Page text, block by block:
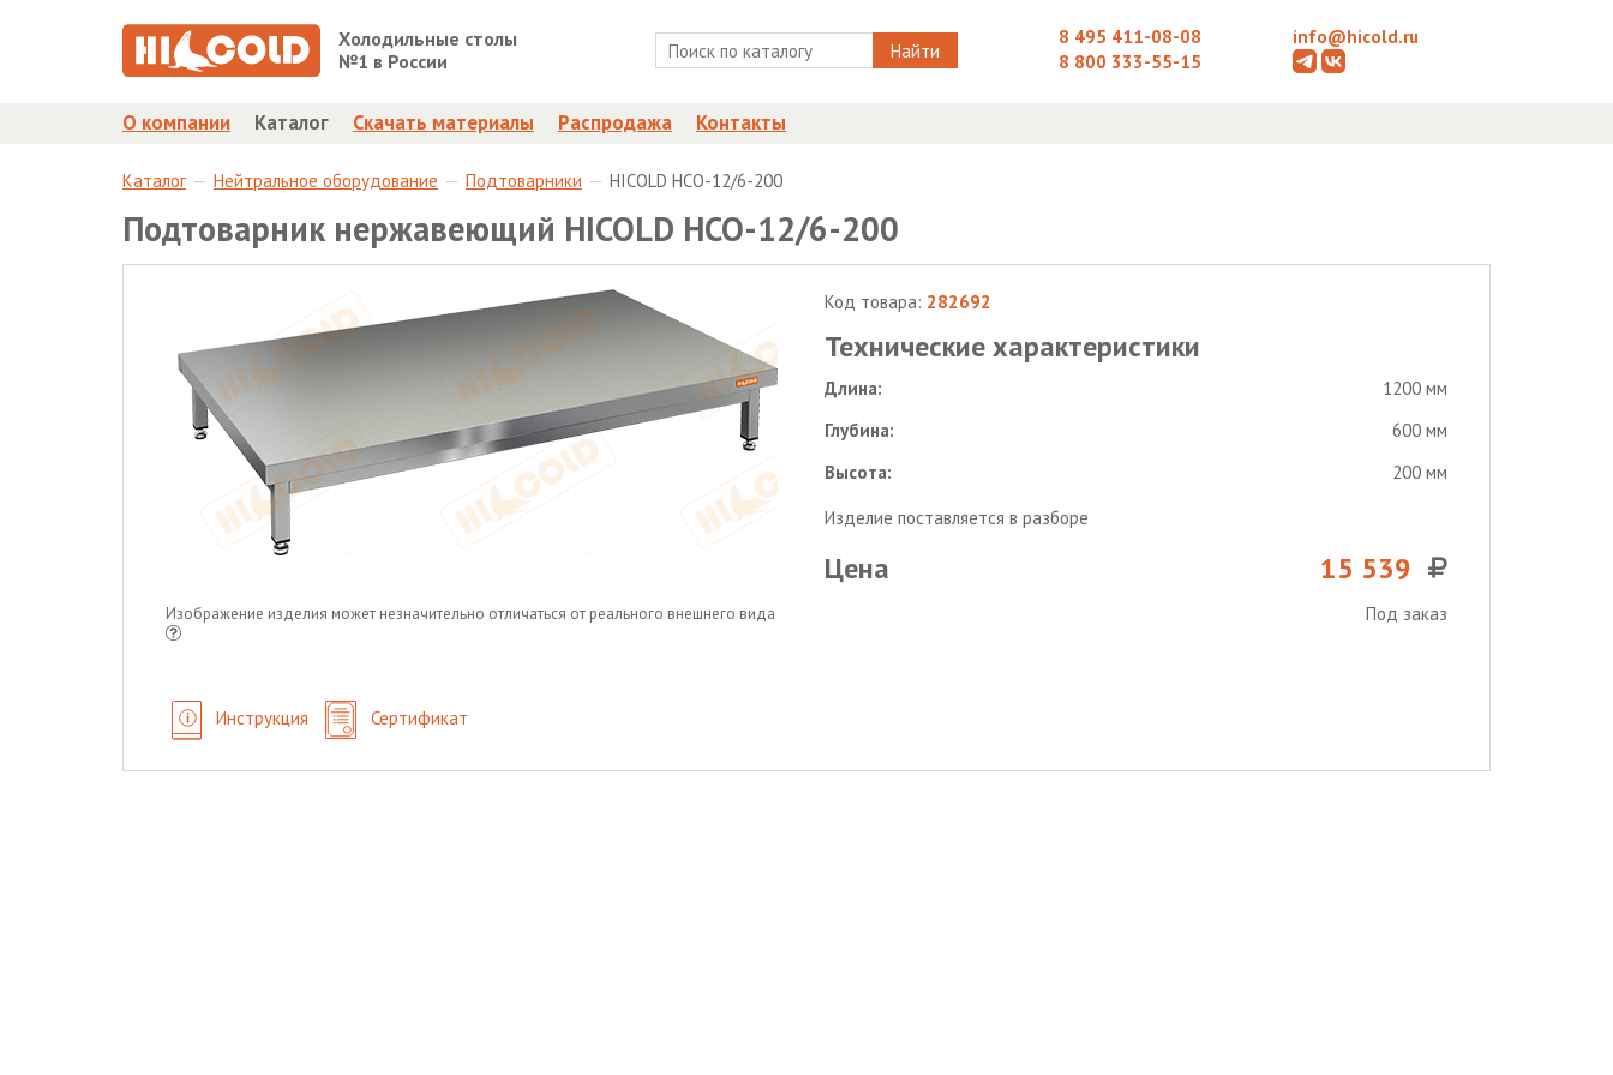
Холодильные столы
№1 в России
Найти
8 495 411-08-08
8 800 333-55-15
info@hicold.ru
О компании Каталог Скачать материалы Распродажа Контакты
Каталог Нейтральное оборудование Подтоварники HICOLD НСО-12/6-200
Подтоварник нержавеющий HICOLD НСО-12/6-200
Изображение изделия может незначительно отличаться от реального внешнего вида
Инструкция Сертификат
Код товара: 282692
Технические характеристики
Длина:
1200 мм
Глубина:
600 мм
Высота:
200 мм
Изделие поставляется в разборе
Цена 15 539
Под заказ